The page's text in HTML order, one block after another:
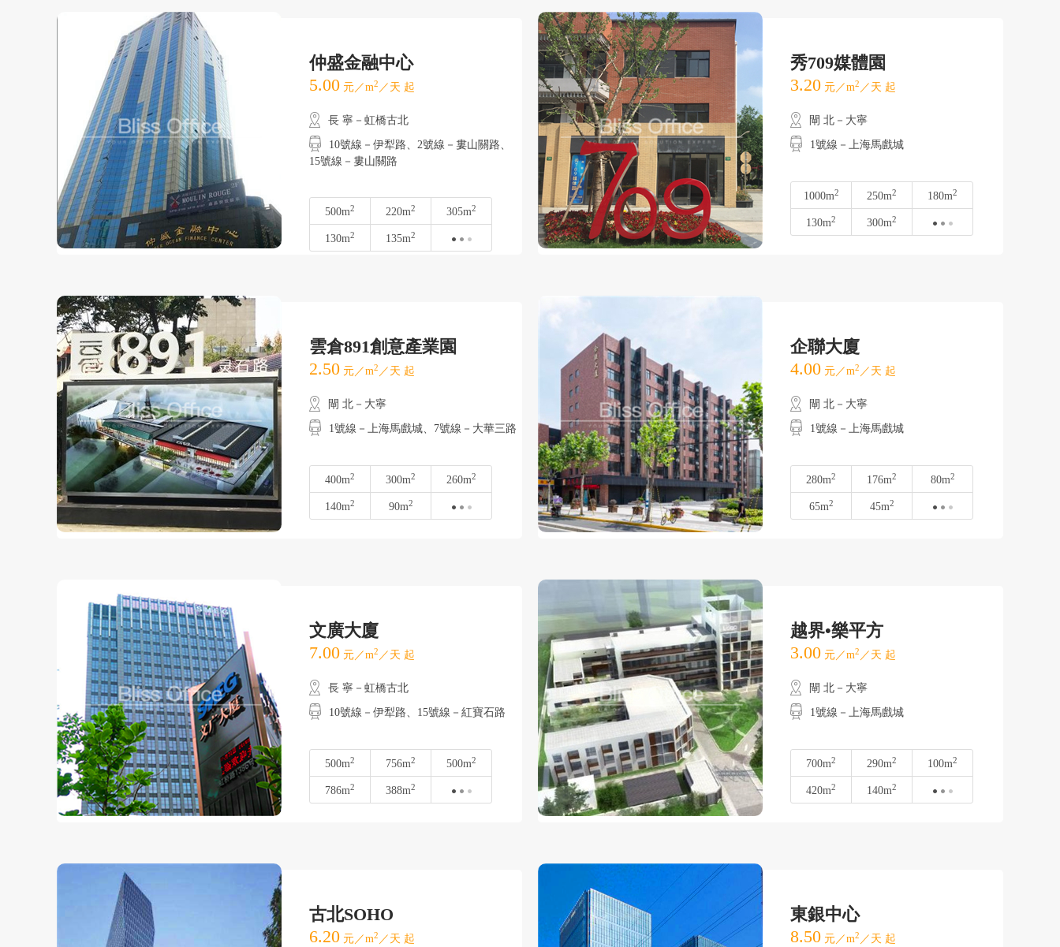
仲盛金融中心
5.00 元／m2 ／天 起
長 寧－虹橋古北
10號線－伊犁路、2號線－婁山關路、
15號線－婁山關路
500m2 220m2 305m2
130m2 135m2
秀709媒體園
3.20 元／m2 ／天 起
閘 北－大寧
1號線－上海馬戲城
1000m2 250m2 180m2
130m2 300m2
雲倉891創意產業園
2.50 元／m2 ／天 起
閘 北－大寧
1號線－上海馬戲城、7號線－大華三路
400m2 300m2 260m2
140m2 90m2
企聯大廈
4.00 元／m2 ／天 起
閘 北－大寧
1號線－上海馬戲城
280m2 176m2 80m2
65m2 45m2
文廣大廈
7.00 元／m2 ／天 起
長 寧－虹橋古北
10號線－伊犁路、15號線－紅寶石路
500m2 756m2 500m2
786m2 388m2
越界•樂平方
3.00 元／m2 ／天 起
閘 北－大寧
1號線－上海馬戲城
700m2 290m2 100m2
420m2 140m2
古北SOHO
6.20 元／m2 ／天 起
東銀中心
8.50 元／m2 ／天 起